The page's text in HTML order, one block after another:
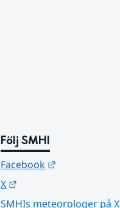
Följ SMHI
Facebook
X
SMHIs meteorologer på X